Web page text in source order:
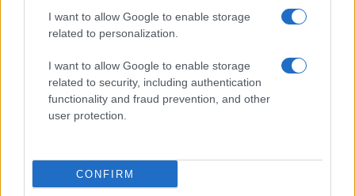
I want to allow Google to enable storage
related to personalization.
I want to allow Google to enable storage
related to security, including authentication
functionality and fraud prevention, and other
user protection.
CONFIRM
l’ingente investimento iniziale fatto di tasca sua,
). Ho tenuto numerose cene nella
le principali personalità della IA. Ho aiutato ad
assumere il team iniziale, compresa la persona
senza di cui nulla (di quanto vediamo:ChatGPT
) si sarebbe realizzato.
E l’obiettivo, ilconcept, era essereun
contrappeso, un’alternativa a